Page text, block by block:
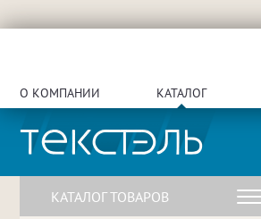
О КОМПАНИИ КАТАЛОГ
КАТАЛОГ ТОВАРОВ